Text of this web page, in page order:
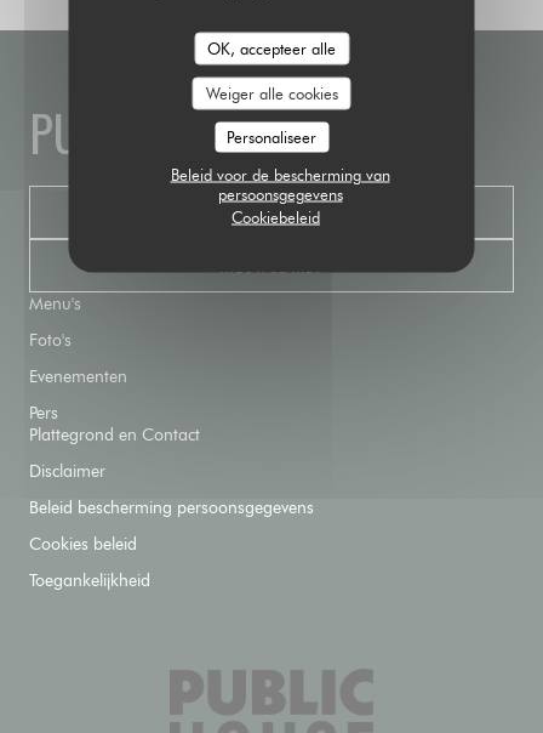
OK, accepteer alle
Weiger alle cookies
Personaliseer
Beleid voor de bescherming van
persoonsgegevens
Cookiebeleid
PUBLIC HOUSE
RESERVEER EEN TAFEL
Menu's
Foto's
Evenementen
Pers
Plattegrond en Contact
Disclaimer
Beleid bescherming persoonsgegevens
Cookies beleid
Toegankelijkheid